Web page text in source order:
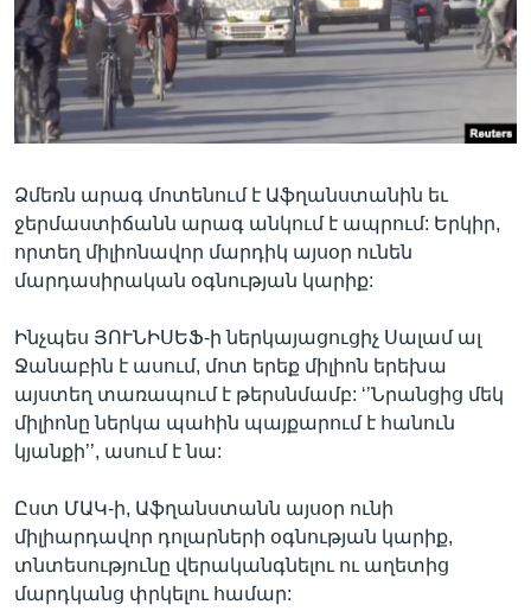
Լեզուներ
Ձմեռն արագ մոտենում է Աֆղանստանին եւ
ջերմաստիճանն արագ անկում է ապրում: Երկիր,
որտեղ միլիոնավոր մարդիկ այսօր ունեն
մարդասիրական օգնության կարիք:
Ինչպես ՅՈՒՆԻՍԵՖ-ի ներկայացուցիչ Սալամ ալ
Ջանաբին է ասում, մոտ երեք միլիոն երեխա
այստեղ տառապում է թերսնմամբ: ‘’Նրանցից մեկ
միլիոնը ներկա պահին պայքարում է հանուն
կյանքի’’, ասում է նա:
Ըստ ՄԱԿ-ի, Աֆղանստանն այսօր ունի
միլիարդավոր դոլարների օգնության կարիք,
տնտեսությունը վերականգնելու ու աղետից
մարդկանց փրկելու համար: